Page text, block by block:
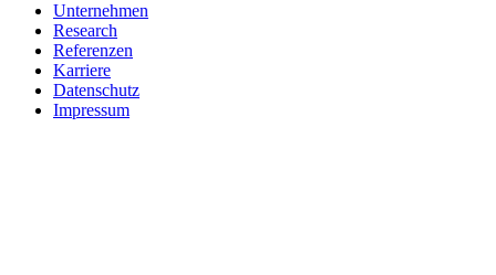
Unternehmen
Research
Referenzen
Karriere
Datenschutz
Impressum